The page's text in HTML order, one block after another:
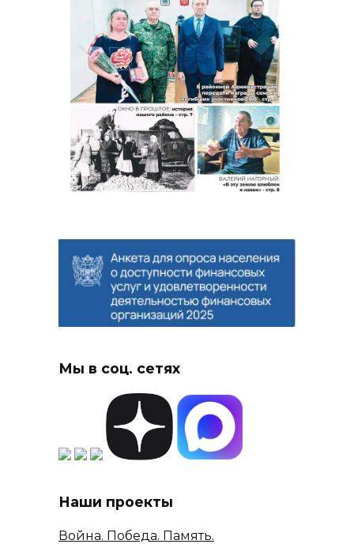
Мы в соц. сетях
Наши проекты
Война. Победа. Память.